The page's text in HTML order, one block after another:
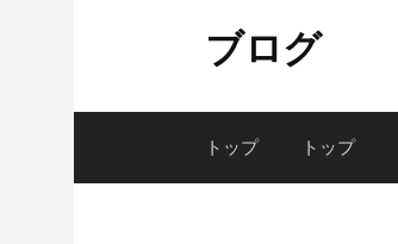
ン
ブログ
トップ トップ